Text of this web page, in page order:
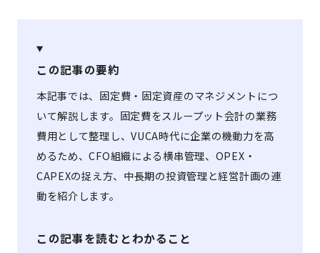
この記事の要約
本記事では、固定費・固定資産のマネジメントにつ
いて解説します。固定費をスループット会計の業務
費用として整理し、VUCA時代に企業の機動力を高
めるため、CFO組織による横串管理、OPEX・
CAPEXの捉え方、中長期の投資管理と経営計画の連
動を紹介します。
この記事を読むとわかること